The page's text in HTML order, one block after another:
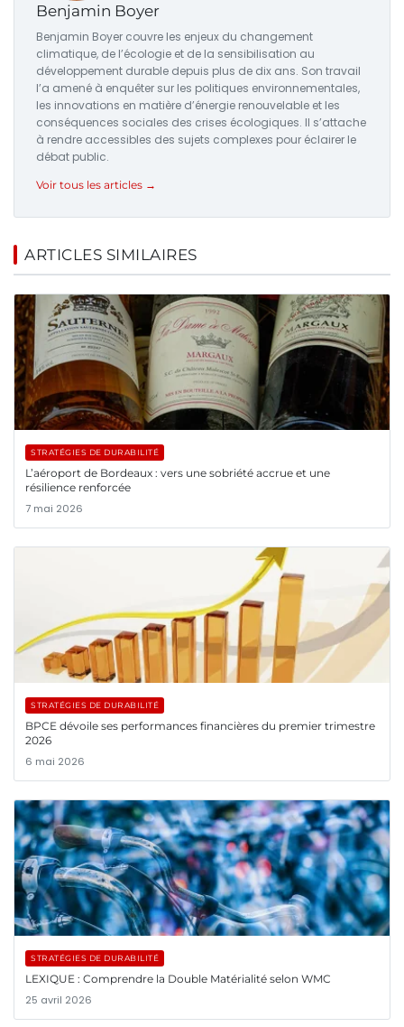
Benjamin Boyer
Benjamin Boyer couvre les enjeux du changement
climatique, de l’écologie et de la sensibilisation au
développement durable depuis plus de dix ans. Son travail
l’a amené à enquêter sur les politiques environnementales,
les innovations en matière d’énergie renouvelable et les
conséquences sociales des crises écologiques. Il s’attache
à rendre accessibles des sujets complexes pour éclairer le
débat public.
Voir tous les articles →
ARTICLES SIMILAIRES
STRATÉGIES DE DURABILITÉ
L’aéroport de Bordeaux : vers une sobriété accrue et une
résilience renforcée
7 mai 2026
STRATÉGIES DE DURABILITÉ
BPCE dévoile ses performances financières du premier trimestre
2026
6 mai 2026
STRATÉGIES DE DURABILITÉ
LEXIQUE : Comprendre la Double Matérialité selon WMC
25 avril 2026